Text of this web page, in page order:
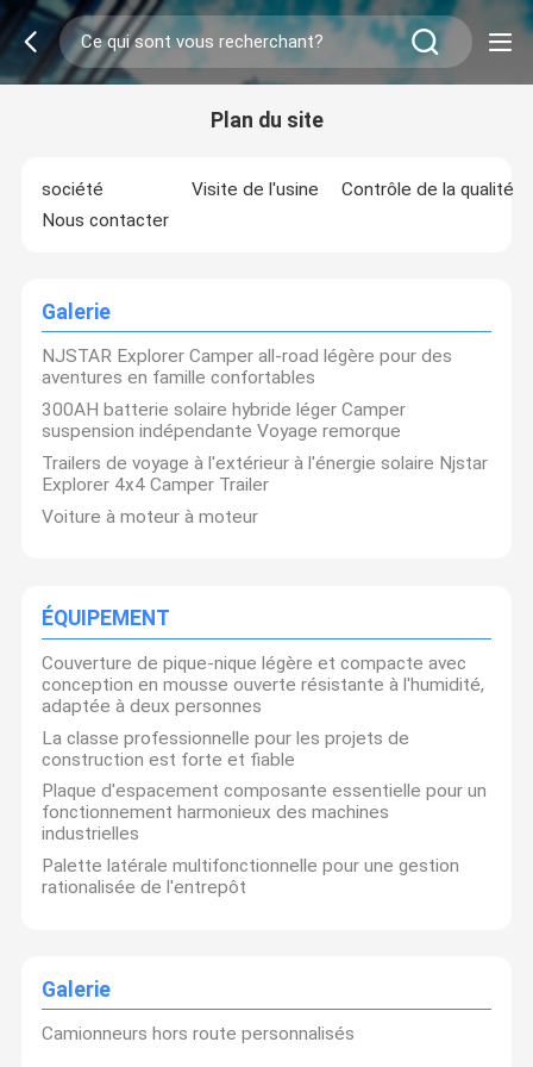
Plan du site
société Visite de l'usine
Contrôle de la qualité
Nous contacter
Galerie
NJSTAR Explorer Camper all-road légère pour des
aventures en famille confortables
300AH batterie solaire hybride léger Camper
suspension indépendante Voyage remorque
Trailers de voyage à l'extérieur à l'énergie solaire Njstar
Explorer 4x4 Camper Trailer
Voiture à moteur à moteur
ÉQUIPEMENT
Couverture de pique-nique légère et compacte avec
conception en mousse ouverte résistante à l'humidité,
adaptée à deux personnes
La classe professionnelle pour les projets de
construction est forte et fiable
Plaque d'espacement composante essentielle pour un
fonctionnement harmonieux des machines
industrielles
Palette latérale multifonctionnelle pour une gestion
rationalisée de l'entrepôt
Galerie
Camionneurs hors route personnalisés